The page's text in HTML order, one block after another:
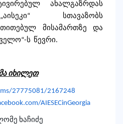
ახალგაზრდას
სთავაზობს
მისამართზე და
ს წევრი.
იხილეთ
27775081/2167248
AIESECinGeorgia
ხაჩიძე